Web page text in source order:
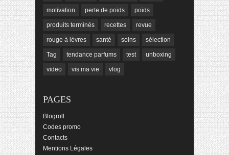
motivation perte de poids poids
produits terminés recettes revue
rouge à lèvres santé soins sélection
Tag tendance parfums test unboxing
video vis ma vie vlog
PAGES
Blogroll
Codes promo
Contacts
Mentions Légales